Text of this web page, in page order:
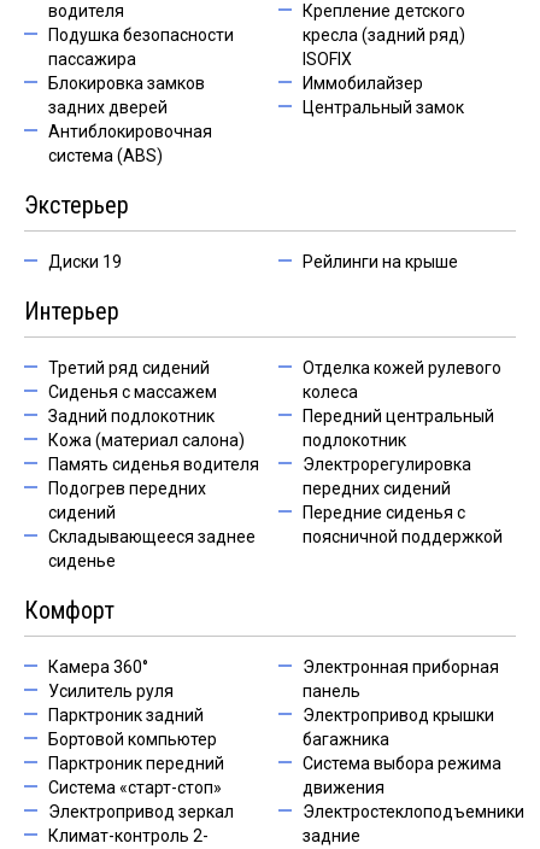
водителя
Подушка безопасности
пассажира
Блокировка замков
задних дверей
Антиблокировочная
система (ABS)
Крепление детского
кресла (задний ряд)
ISOFIX
Иммобилайзер
Центральный замок
Экстерьер
Диски 19 Рейлинги на крыше
Интерьер
Третий ряд сидений
Сиденья с массажем
Задний подлокотник
Кожа (материал салона)
Память сиденья водителя
Подогрев передних
сидений
Складывающееся заднее
сиденье
Отделка кожей рулевого
колеса
Передний центральный
подлокотник
Электрорегулировка
передних сидений
Передние сиденья с
поясничной поддержкой
Комфорт
Камера 360°
Усилитель руля
Парктроник задний
Бортовой компьютер
Парктроник передний
Система «старт-стоп»
Электропривод зеркал
Климат-контроль 2-
Электронная приборная
панель
Электропривод крышки
багажника
Система выбора режима
движения
Электростеклоподъемники
задние